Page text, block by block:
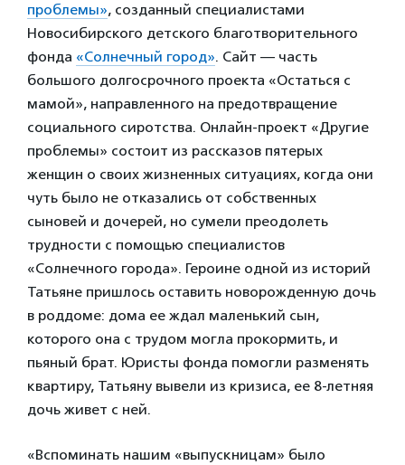
проблемы», созданный специалистами
Новосибирского детского благотворительного
фонда «Солнечный город». Сайт — часть
большого долгосрочного проекта «Остаться с
мамой», направленного на предотвращение
социального сиротства. Онлайн-проект «Другие
проблемы» состоит из рассказов пятерых
женщин о своих жизненных ситуациях, когда они
чуть было не отказались от собственных
сыновей и дочерей, но сумели преодолеть
трудности с помощью специалистов
«Солнечного города». Героине одной из историй
Татьяне пришлось оставить новорожденную дочь
в роддоме: дома ее ждал маленький сын,
которого она с трудом могла прокормить, и
пьяный брат. Юристы фонда помогли разменять
квартиру, Татьяну вывели из кризиса, ее 8-летняя
дочь живет с ней.
«Вспоминать нашим «выпускницам» было